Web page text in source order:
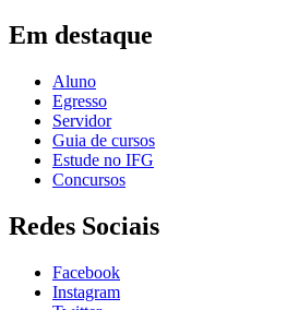
Em destaque
Aluno
Egresso
Servidor
Guia de cursos
Estude no IFG
Concursos
Redes Sociais
Facebook
Instagram